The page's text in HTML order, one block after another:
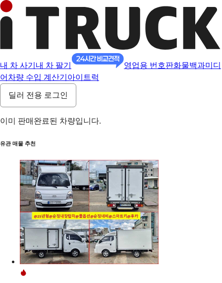
내 차 사기 내 차 팔기 영업용 번호판화물백과미디
어 차량 수입 계산기 아이트럭
딜러 전용 로그인
이미 판매완료된 차량입니다.
유관 매물 추천